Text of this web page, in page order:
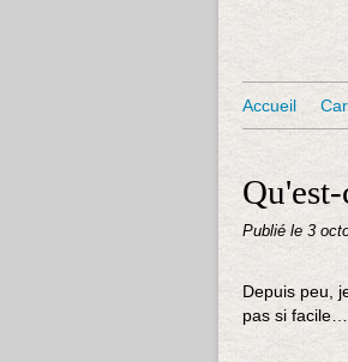
Accueil
Publié le 3
Depuis peu,
pas si facile…